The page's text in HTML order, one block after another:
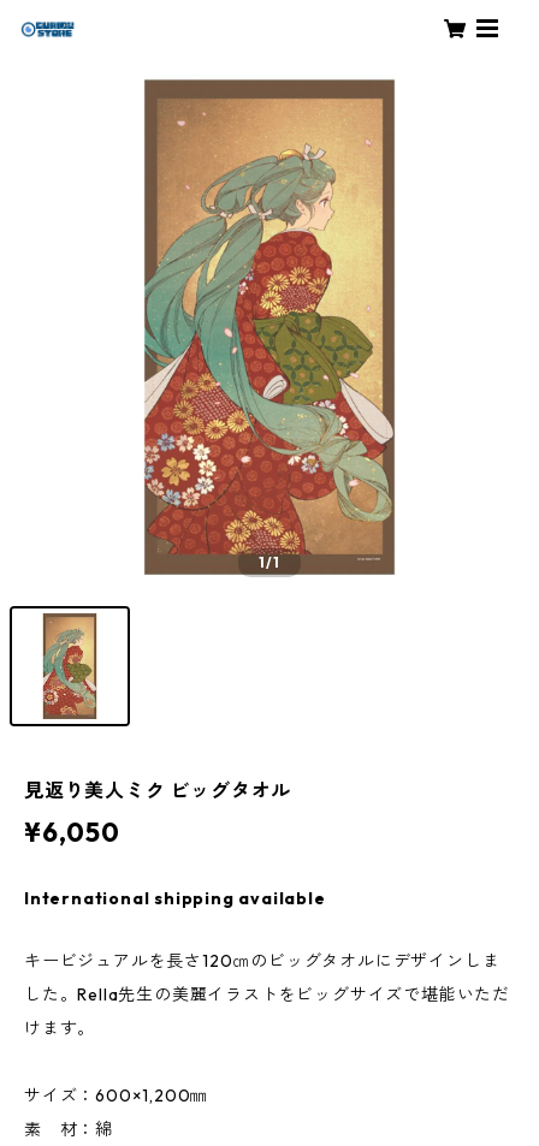
1/1
見返り美人ミク ビッグタオル
¥6,050
International shipping available
キービジュアルを長さ120㎝のビッグタオルにデザインしま
した。Rella先生の美麗イラストをビッグサイズで堪能いただ
けます。
サイズ：600×1,200㎜
素 材：綿